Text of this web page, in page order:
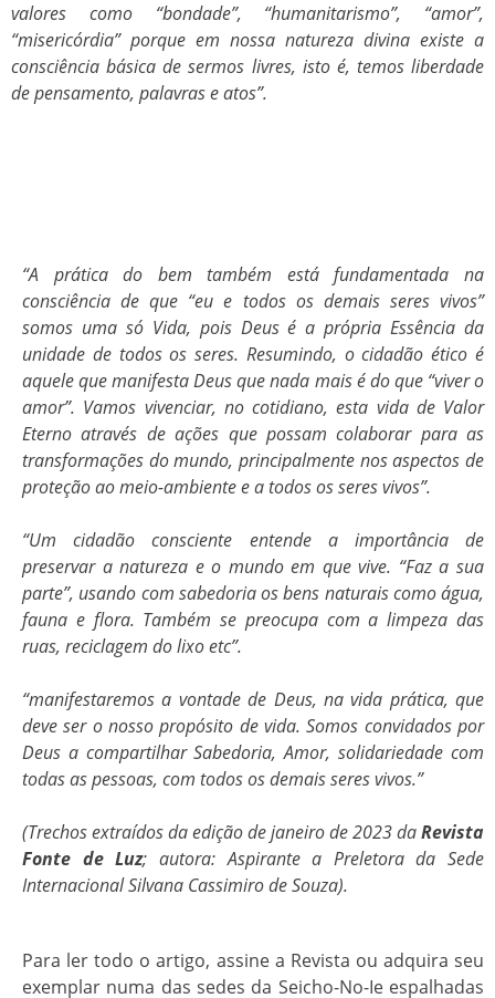
valores como “bondade”, “humanitarismo”, “amor”,
“misericórdia” porque em nossa natureza divina existe a
consciência básica de sermos livres, isto é, temos liberdade
de pensamento, palavras e atos”.
“A prática do bem também está fundamentada na
consciência de que “eu e todos os demais seres vivos”
somos uma só Vida, pois Deus é a própria Essência da
unidade de todos os seres. Resumindo, o cidadão ético é
aquele que manifesta Deus que nada mais é do que “viver o
amor”. Vamos vivenciar, no cotidiano, esta vida de Valor
Eterno através de ações que possam colaborar para as
transformações do mundo, principalmente nos aspectos de
proteção ao meio-ambiente e a todos os seres vivos”.
“Um cidadão consciente entende a importância de
preservar a natureza e o mundo em que vive. “Faz a sua
parte”, usando com sabedoria os bens naturais como água,
fauna e flora. Também se preocupa com a limpeza das
ruas, reciclagem do lixo etc”.
“manifestaremos a vontade de Deus, na vida prática, que
deve ser o nosso propósito de vida. Somos convidados por
Deus a compartilhar Sabedoria, Amor, solidariedade com
todas as pessoas, com todos os demais seres vivos.”
(Trechos extraídos da edição de janeiro de 2023 daRevista
Fonte de Luz; autora: Aspirante a Preletora da Sede
Internacional Silvana Cassimiro de Souza).
Para ler todo o artigo, assine a Revista ou adquira seu
exemplar numa das sedes da Seicho-No-Ie espalhadas